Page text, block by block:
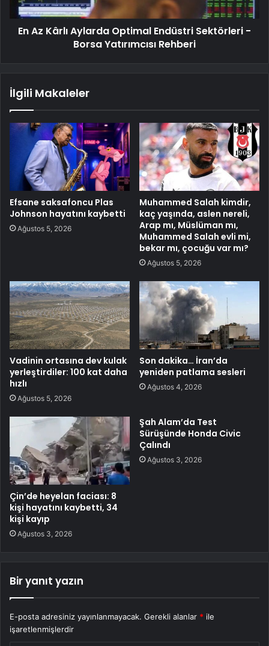
En Az Kârlı Aylarda Optimal Endüstri Sektörleri -
Borsa Yatırımcısı Rehberi
İlgili Makaleler
Efsane saksafoncu Plas
Johnson hayatını kaybetti
Ağustos 5, 2026
Muhammed Salah kimdir,
kaç yaşında, aslen nereli,
Arap mı, Müslüman mı,
Muhammed Salah evli mi,
bekar mı, çocuğu var mı?
Ağustos 5, 2026
Vadinin ortasına dev kulak
yerleştirdiler: 100 kat daha
hızlı
Ağustos 5, 2026
Son dakika… İran’da
yeniden patlama sesleri
Ağustos 4, 2026
Çin’de heyelan faciası: 8
kişi hayatını kaybetti, 34
kişi kayıp
Ağustos 3, 2026
Şah Alam’da Test
Sürüşünde Honda Civic
Çalındı
Ağustos 3, 2026
Bir yanıt yazın
E-posta adresiniz yayınlanmayacak. Gerekli alanlar * ile
işaretlenmişlerdir